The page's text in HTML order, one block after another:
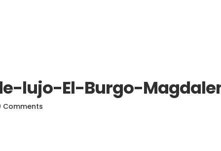
lujo-El-Burgo-
Comments